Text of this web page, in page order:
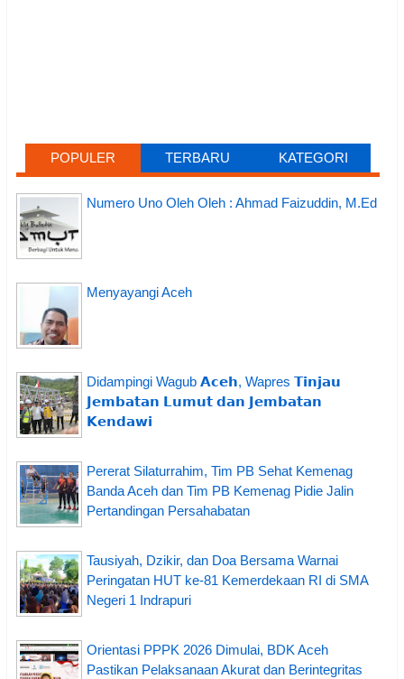
POPULER TERBARU KATEGORI
Numero Uno Oleh Oleh : Ahmad Faizuddin, M.Ed
Menyayangi Aceh
Didampingi Wagub 𝗔𝗰𝗲𝗵, Wapres 𝗧𝗶𝗻𝗷𝗮𝘂
𝗝𝗲𝗺𝗯𝗮𝘁𝗮𝗻 𝗟𝘂𝗺𝘂𝘁 𝗱𝗮𝗻 𝗝𝗲𝗺𝗯𝗮𝘁𝗮𝗻
𝗞𝗲𝗻𝗱𝗮𝘄𝗶
Pererat Silaturrahim, Tim PB Sehat Kemenag
Banda Aceh dan Tim PB Kemenag Pidie Jalin
Pertandingan Persahabatan
Tausiyah, Dzikir, dan Doa Bersama Warnai
Peringatan HUT ke-81 Kemerdekaan RI di SMA
Negeri 1 Indrapuri
Orientasi PPPK 2026 Dimulai, BDK Aceh
Pastikan Pelaksanaan Akurat dan Berintegritas